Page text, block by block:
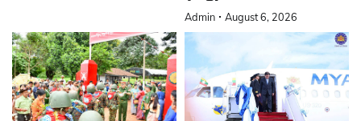
Admin August 6, 2026